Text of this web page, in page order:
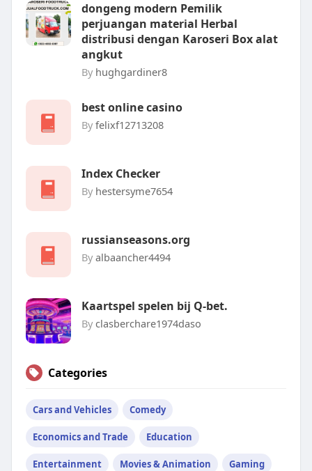
dongeng modern Pemilik
perjuangan material Herbal
distribusi dengan Karoseri Box alat
angkut
By hughgardiner8
best online casino
By felixf12713208
Index Checker
By hestersyme7654
russianseasons.org
By albaancher4494
Kaartspel spelen bij Q-bet.
By clasberchare1974daso
Categories
Cars and Vehicles Comedy
Economics and Trade Education
Entertainment Movies & Animation Gaming